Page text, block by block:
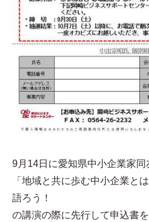
9月14日に愛知県中小企業家同
「地域と共に歩む中小企業と
語ろう！
の講演の際に先行して申込書